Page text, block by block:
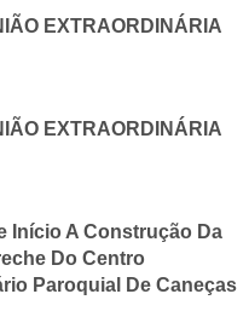
EXTRAORDINÁRIA
EXTRAORDINÁRIA
Início A Construção Da
Do Centro
Paroquial De Caneças